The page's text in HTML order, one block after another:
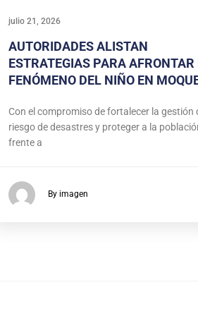
julio 21, 2026
AUTORIDADES ALISTAN
ESTRATEGIAS PARA AFRONTAR
FENÓMENO DEL NIÑO EN
Con el compromiso de fortalecer la gestión
riesgo de desastres y proteger a la
frente a
By imagen